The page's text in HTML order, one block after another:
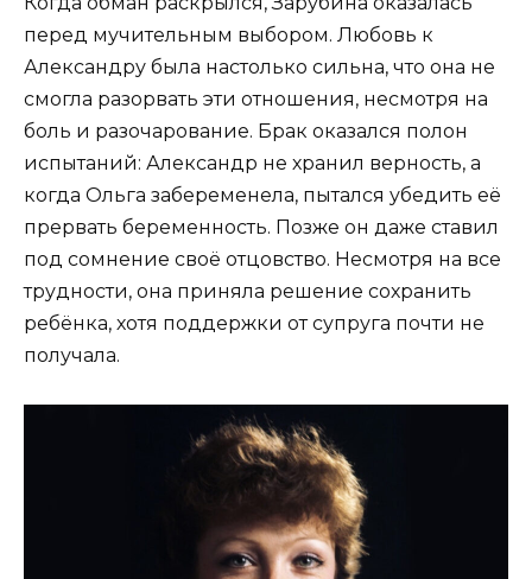
перед мучительным выбором. Любовь к
Александру была настолько сильна, что она не
смогла разорвать эти отношения, несмотря на
боль и разочарование. Брак оказался полон
испытаний: Александр не хранил верность, а
когда Ольга забеременела, пытался убедить её
прервать беременность. Позже он даже ставил
под сомнение своё отцовство. Несмотря на все
трудности, она приняла решение сохранить
ребёнка, хотя поддержки от супруга почти не
получала.